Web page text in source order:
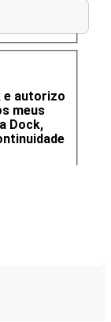
e autorizo
meus
Dock,